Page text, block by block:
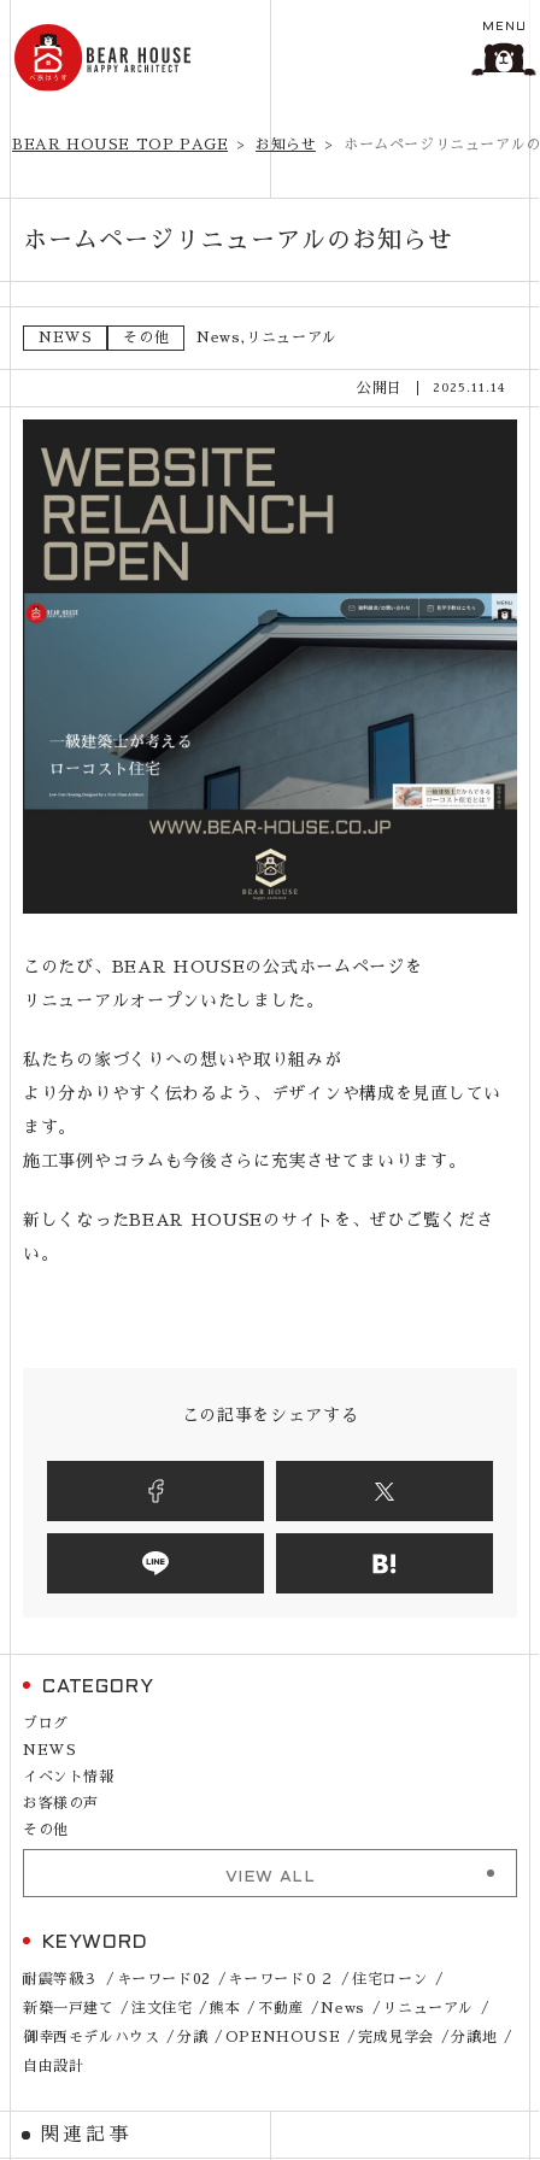
MENU
BEAR HOUSE TOP PAGE お知らせ ホームページリニューアル
ホームページリニューアルのお知らせ
NEWS その他 News リニューアル
公開日 2025.11.14
このたび、BEAR HOUSEの公式ホームページを
リニューアルオープンいたしました。
私たちの家づくりへの想いや取り組みが
より分かりやすく伝わるよう、デザインや構成を見直してい
ます。
施工事例やコラムも今後さらに充実させてまいります。
新しくなったBEAR HOUSEのサイトを、ぜひご覧くださ
い。
この記事をシェアする
CATEGORY
ブログ
NEWS
イベント情報
お客様の声
その他
VIEW ALL
KEYWORD
耐震等級３ キーワード02 キーワード０２
住宅ローン
新築一戸建て
注文住宅 熊本 不動産 News
リニューアル
御幸西モデルハウス
分譲 OPENHOUSE 完成見学会
分譲地
自由設計
関連記事